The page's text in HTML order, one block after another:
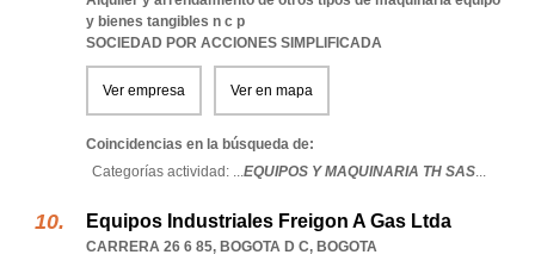
y bienes tangibles n c p
SOCIEDAD POR ACCIONES SIMPLIFICADA
Ver empresa Ver en mapa
Coincidencias en la búsqueda de:
Categorías actividad: ...EQUIPOS Y MAQUINARIA TH SAS...
Equipos Industriales Freigon A Gas Ltda
CARRERA 26 6 85, BOGOTA D C, BOGOTA